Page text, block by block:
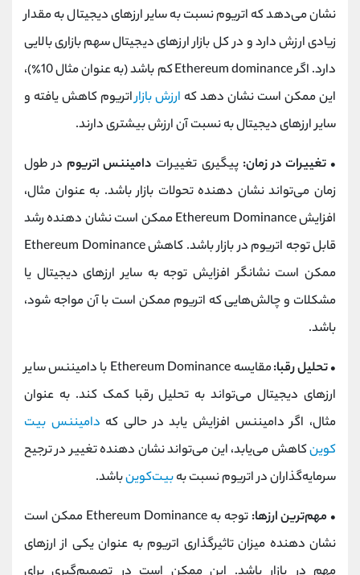
نشان می‌دهد که اتریوم نسبت به سایر ارزهای دیجیتال به مقدار
زیادی ارزش دارد و در کل بازار ارزهای دیجیتال سهم بازاری بالایی
دارد. اگر Ethereum dominance کم باشد (به عنوان مثال 10٪)،
این ممکن است نشان دهد که ارزش بازاراتریوم کاهش یافته و
سایر ارزهای دیجیتال به نسبت آن ارزش بیشتری دارند.
• تغییرات در زمان: پیگیری تغییرات دامیننس اتریومدر طول
زمان می‌تواند نشان دهنده تحولات بازار باشد. به عنوان مثال،
افزایش Ethereum Dominance ممکن است نشان دهنده رشد
قابل توجه اتریوم در بازار باشد. کاهش Ethereum Dominance
ممکن است نشانگر افزایش توجه به سایر ارزهای دیجیتال یا
مشکلات و چالش‌هایی که اتریوم ممکن است با آن مواجه شود،
باشد.
•تحلیل رقبا:
مقایسه Ethereum Dominance با دامیننس سایر
ارزهای دیجیتال می‌تواند به تحلیل رقبا کمک کند. به عنوان
مثال، اگر دامیننس افزایش یابد در حالی که دامیننس بیت
کوینکاهش می‌یابد، این می‌تواند نشان دهنده تغییر در ترجیح
سرمایه‌گذاران در اتریوم نسبت بهبیت‌کوینباشد.
• مهم‌ترین ارزها:
توجه به Ethereum Dominance ممکن است
نشان دهنده میزان تاثیرگذاری اتریوم به عنوان یکی از ارزهای